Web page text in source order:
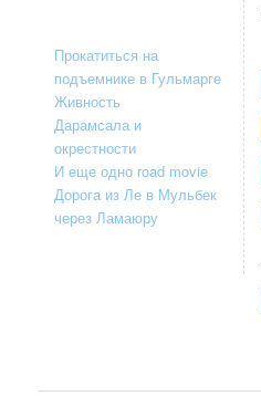
Прокатиться на
подъемнике в Гульмарге
Живность
Дарамсала и
окрестности
И еще одно road movie
Дорога из Ле в Мульбек
через Ламаюру